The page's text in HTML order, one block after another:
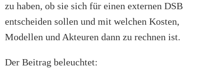
zu haben, ob sie sich für einen externen DSB
entscheiden sollen und mit welchen Kosten,
Modellen und Akteuren dann zu rechnen ist.
Der Beitrag beleuchtet: